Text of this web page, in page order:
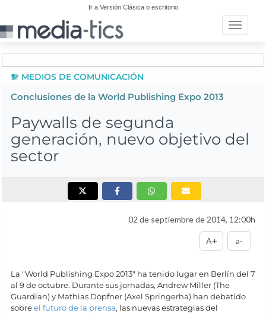
Ir a Versión Clásica o escritorio
Toggle
MEDIOS DE COMUNICACIÓN
Conclusiones de la World Publishing Expo 2013
Paywalls de segunda
generación, nuevo objetivo del
sector
02 de septiembre de 2014, 12:00h
A+ a-
La "World Publishing Expo 2013" ha tenido lugar en Berlín del 7
al 9 de octubre. Durante sus jornadas, Andrew Miller (The
Guardian) y Mathias Döpfner (Axel Springerha) han debatido
sobreel futuro de la prensa, las nuevas estrategias del